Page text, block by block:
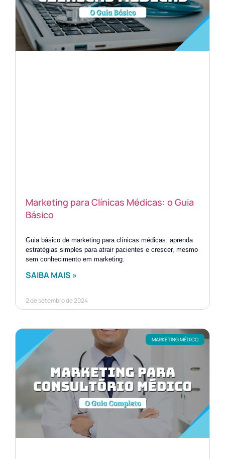
Marketing para Clínicas Médicas: o Guia
Básico
Guia básico de marketing para clínicas médicas: aprenda
estratégias simples para atrair pacientes e crescer, mesmo
sem conhecimento em marketing.
SAIBA MAIS »
2 de setembro de 2024
MARKETING MÉDICO